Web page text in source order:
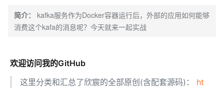
简介：
kafka服务作为Docker容器运行后，外部的应用如何能够
消费这个kafa的消息呢？今天就来一起实战
欢迎访问我的GitHub
这里分类和汇总了欣宸的全部原创(含配套源码)： ht